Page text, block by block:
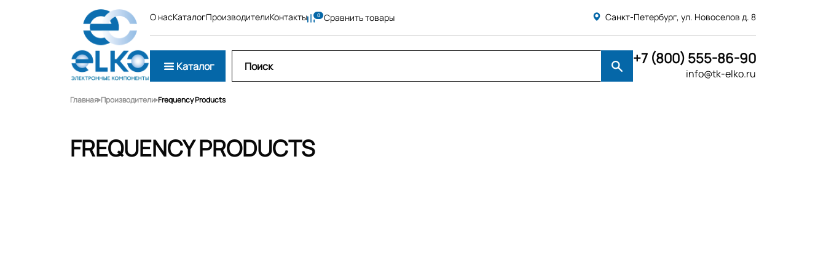
О насКаталогПроизводителиКонтакты Сравнить товары Санкт-Петербург, ул. Новоселов д. 8
Каталог +7 (800) 555-86-90
info@tk-elko.ru
Главная Производители Frequency Products
FREQUENCY PRODUCTS